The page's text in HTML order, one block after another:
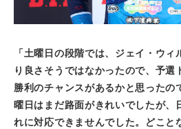
「土曜日の段階では、ジェイ・ウィ
り良さそうではなかったので、予選
勝利のチャンスがあるかと思ったの
曜日はまだ路面がきれいでしたが、
れに対応できませんでした。どこと